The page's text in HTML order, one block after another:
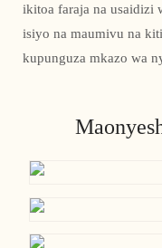
ikitoa faraja na usaidizi
isiyo na maumivu na
kupunguza mkazo wa